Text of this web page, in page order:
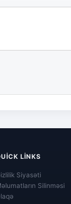
LINKS
Siyasəti
Silinməsi